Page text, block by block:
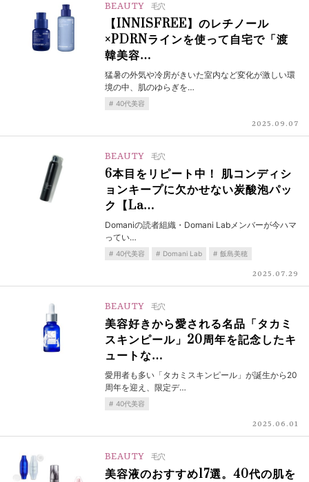
BEAUTY 毛穴
【INNISFREE】のレチノール
×PDRNラインを使って自宅で「渡
韓美容…
猛暑の外気や冷房がきいた室内など変化が激しい環
境の中、肌のゆらぎを…
40代美容
2025.09.07
BEAUTY 毛穴
6本目をリピート中！ 肌コンディシ
ョンキープに欠かせない炭酸泡パッ
ク【La…
Domaniの読者組織・Domani Labメンバーが今ハマ
ってい…
40代美容 Domani Lab 飯島美穂
2025.07.29
BEAUTY 毛穴
美容好きから愛される名品「タカミ
スキンピール」20周年を記念したキ
ュートな…
愛用者も多い「タカミスキンピール」が誕生から20
周年を迎え、限定デ…
40代美容
2025.06.01
BEAUTY 毛穴
美容液のおすすめ17選。40代の肌を